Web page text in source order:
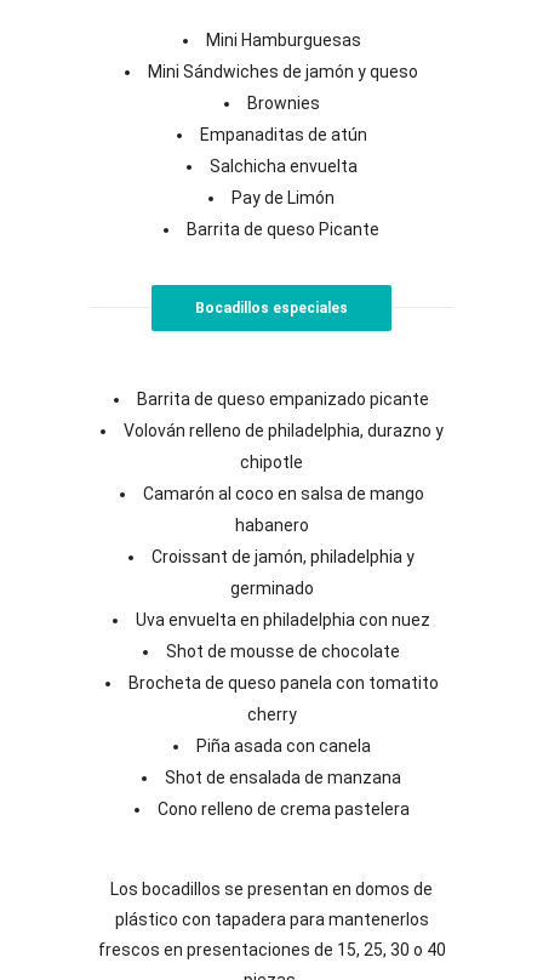
Mini Hamburguesas
Mini Sándwiches de jamón y queso
Brownies
Empanaditas de atún
Salchicha envuelta
Pay de Limón
Barrita de queso Picante
Bocadillos especiales
Barrita de queso empanizado picante
Volován relleno de philadelphia, durazno y
chipotle
Camarón al coco en salsa de mango
habanero
Croissant de jamón, philadelphia y
germinado
Uva envuelta en philadelphia con nuez
Shot de mousse de chocolate
Brocheta de queso panela con tomatito
cherry
Piña asada con canela
Shot de ensalada de manzana
Cono relleno de crema pastelera
Los bocadillos se presentan en domos de
plástico con tapadera para mantenerlos
frescos en presentaciones de 15, 25, 30 o 40